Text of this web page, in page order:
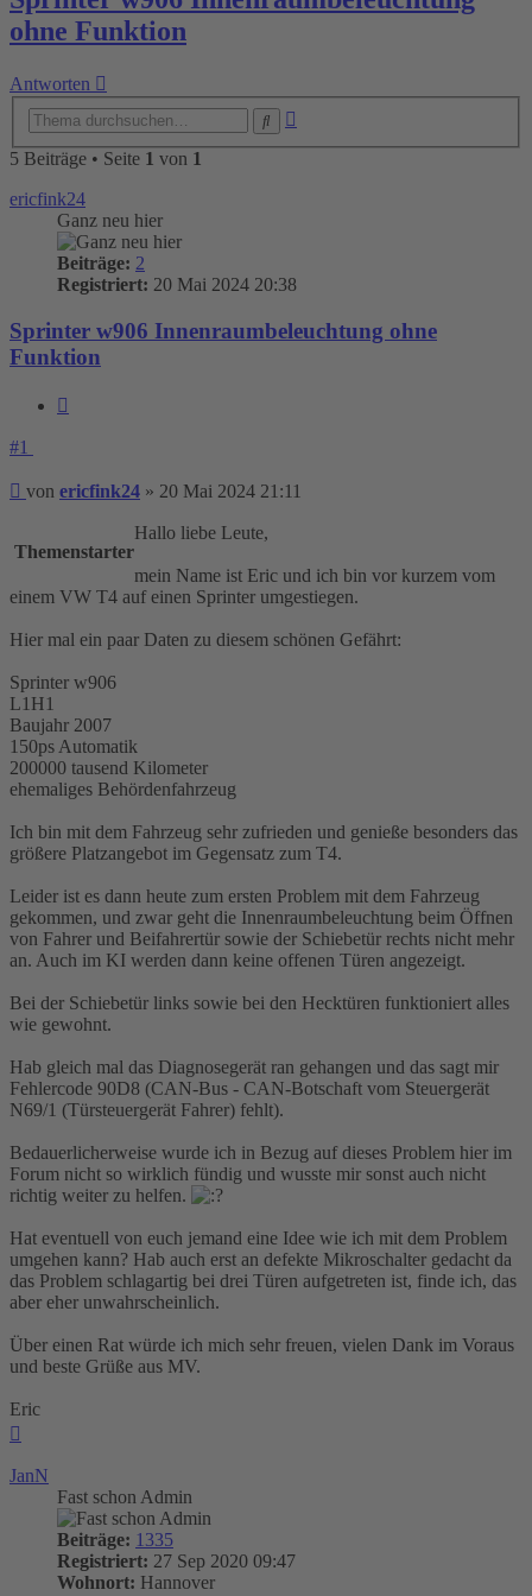
ohne Funktion
Antworten
5 Beiträge • Seite 1 von 1
ericfink24
Ganz neu hier
Beiträge: 2
Registriert: 20 Mai 2024 20:38
Sprinter w906 Innenraumbeleuchtung ohne
Funktion
#1
Beitrag
von ericfink24 » 20 Mai 2024 21:11
Themenstarter
Hallo liebe Leute,
mein Name ist Eric und ich bin vor kurzem vom
einem VW T4 auf einen Sprinter umgestiegen.
Hier mal ein paar Daten zu diesem schönen Gefährt:
Sprinter w906
L1H1
Baujahr 2007
150ps Automatik
200000 tausend Kilometer
ehemaliges Behördenfahrzeug
Ich bin mit dem Fahrzeug sehr zufrieden und genieße besonders das
größere Platzangebot im Gegensatz zum T4.
Leider ist es dann heute zum ersten Problem mit dem Fahrzeug
gekommen, und zwar geht die Innenraumbeleuchtung beim Öffnen
von Fahrer und Beifahrertür sowie der Schiebetür rechts nicht mehr
an. Auch im KI werden dann keine offenen Türen angezeigt.
Bei der Schiebetür links sowie bei den Hecktüren funktioniert alles
wie gewohnt.
Hab gleich mal das Diagnosegerät ran gehangen und das sagt mir
Fehlercode 90D8 (CAN-Bus - CAN-Botschaft vom Steuergerät
N69/1 (Türsteuergerät Fahrer) fehlt).
Bedauerlicherweise wurde ich in Bezug auf dieses Problem hier im
Forum nicht so wirklich fündig und wusste mir sonst auch nicht
richtig weiter zu helfen.
Hat eventuell von euch jemand eine Idee wie ich mit dem Problem
umgehen kann? Hab auch erst an defekte Mikroschalter gedacht da
das Problem schlagartig bei drei Türen aufgetreten ist, finde ich, das
aber eher unwahrscheinlich.
Über einen Rat würde ich mich sehr freuen, vielen Dank im Voraus
und beste Grüße aus MV.
Eric
JanN
Fast schon Admin
Beiträge: 1335
Registriert: 27 Sep 2020 09:47
Wohnort: Hannover